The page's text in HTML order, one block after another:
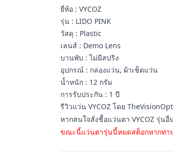
ยี่ห้อ : VYCOZ
รุ่น : LIDO PINK
วัสดุ : Plastic
เลนส์ : Demo Lens
บานพับ : ไม่มีสปริง
อุปกรณ์ : กล่องแว่น, ผ้าเช็ดแว่น
น้ำหนัก : 12 กรัม
การรับประกัน : 1 ปี
รีวิวแว่น VYCOZ โดย
หากสนใจสั่งชื้อแว่นตา VYCOZ รุ่น
ขณะนี้แว่นตารุ่นนี้หมดสต็อกหากท่า